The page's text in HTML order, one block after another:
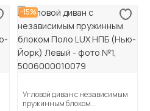
-15%
Угловой диван с независимым
пружинным блоком